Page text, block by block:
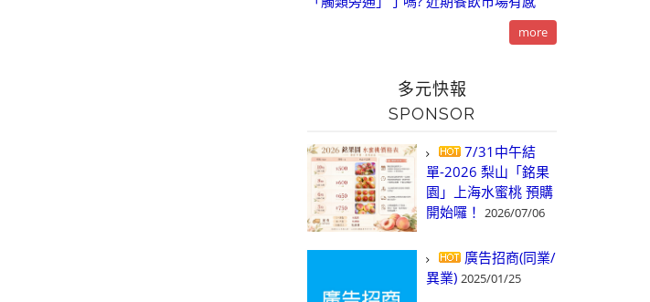
more
多元快報
SPONSOR
7/31中午結
單-2026 梨山「銘果
園」上海水蜜桃 預購
開始囉！ 2026/07/06
廣告招商(同業/
異業) 2025/01/25